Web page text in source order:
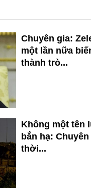
Chuyên gia:
một lần nữa
thành trò...
Không một tên
bắn hạ:
thời...